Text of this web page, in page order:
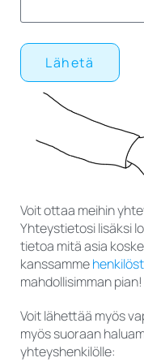
Lähetä
Voit ottaa meihin
Yhteystietosi lisäksi
tietoa mitä asia
kanssamme
mahdollisimman pian!
Voit lähettää myös
myös suoraan
yhteyshenkilölle: